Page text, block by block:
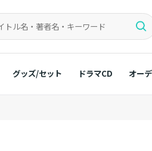
グッズ/セット ドラマCD オー